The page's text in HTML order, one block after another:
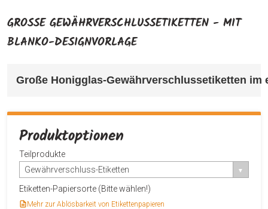
GROSSE GEWÄHRVERSCHLUSSETIKETTEN - MIT B
LANKO-DESIGNVORLAGE
Große Honigglas-Gewährverschlussetiketten
Produktoptionen
Teilprodukte
Gewährverschluss-Etiketten
Etiketten-Papiersorte (Bitte wählen!)
Mehr zur Ablösbarkeit von Etikettenpapieren